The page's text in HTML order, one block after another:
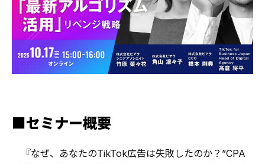
■セミナー概要
『なぜ、あなたのTikTok広告は失敗したのか？”CPA